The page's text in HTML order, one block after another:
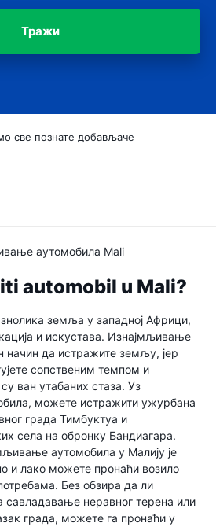
Тражи
све познате добављаче
аутомобила Mali
automobil u Mali?
земља у западној Африци,
и искустава. Изнајмљивање
начин да истражите земљу, јер
сопственим темпом и
ван утабаних стаза. Уз
можете истражити ужурбана
града Тимбуктуа и
села на обронку Бандиагара.
аутомобила у Малију је
и лако можете пронаћи возило
Без обзира да ли
савладавање неравног терена или
града, можете га пронаћи у